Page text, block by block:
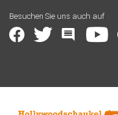
Besuchen Sie uns auch auf